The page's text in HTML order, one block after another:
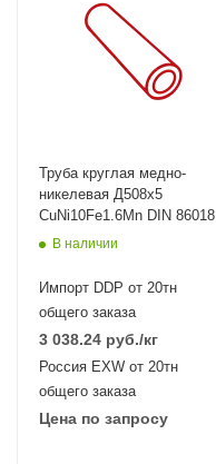
Труба круглая медно-
никелевая Д508х5
CuNi10Fe1.6Mn DIN 86018
В наличии
Импорт DDP от 20тн
общего заказа
3 038.24 руб./кг
Россия EXW от 20тн
общего заказа
Цена по запросу